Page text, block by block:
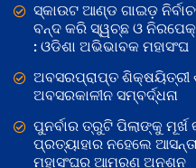
ସ୍କାଉଟ ଆଣ୍ଡ ଗାଇଡ଼
ବନ୍ଦ କରି ସ୍ୱଚ୍ଛ ଓ
: ଓଡିଶା ଅଭିଭାବକ ମହାସଂଘ
ଅବସରପ୍ରାପ୍ତ ଶିକ୍ଷୟିତ୍ରୀ
ଅବସରକାଳୀନ ସମ୍ବର୍ଦ୍ଧନା
ପୁନର୍ବାର ତ୍ରୁଟି ପିଲାଙ୍କୁ
ପ୍ରତ୍ୟାହାର ନହେଲେ
ମହାସଂଘର ଆମରଣ ଅନଶନ